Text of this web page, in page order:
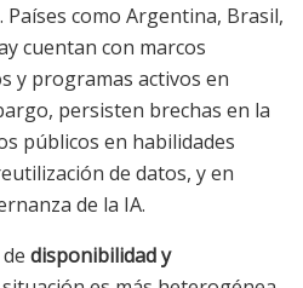
como Argentina, Brasil,
cuentan con marcos
y programas activos en
persisten brechas en la
públicos en habilidades
de datos, y en
de la IA.
disponibilidad y